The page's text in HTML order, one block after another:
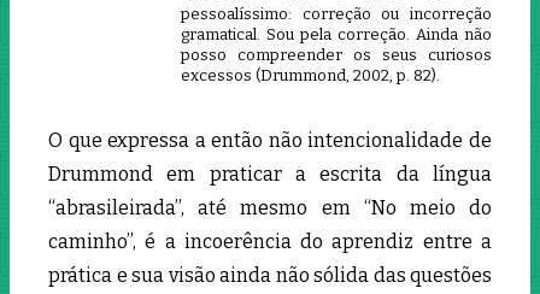
pessoalíssimo: correção ou incorreção
gramatical. Sou pela correção. Ainda não
posso compreender os seus curiosos
excessos (Drummond, 2002, p. 82).
O que expressa a então não intencionalidade de
Drummond em praticar a escrita da língua
“abrasileirada”, até mesmo em “No meio do
caminho”, é a incoerência do aprendiz entre a
prática e sua visão ainda não sólida das questões